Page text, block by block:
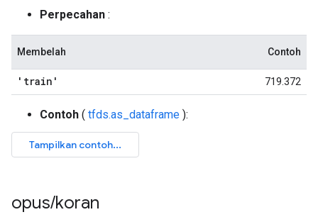
Perpecahan :
Membelah Contoh
'train' 719.372
Contoh ( tfds.as_dataframe ):
opus/koran